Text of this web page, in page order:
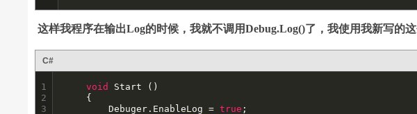
这样我程序在输出Log的时候，我就不调用Debug.Log()了，我使用我新写的这
C#
1
2
3
void
Start ()
		Debuger.EnableLog =
true ;